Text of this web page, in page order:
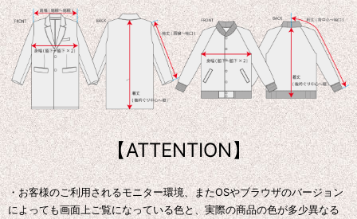
【ATTENTION】
・お客様のご利用されるモニター環境、またOSやブラウザのバージョン
によっても画面上ご覧になっている色と、実際の商品の色が多少異なる